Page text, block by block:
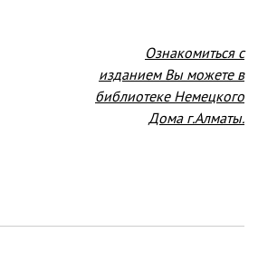
Ознакомиться с
изданием Вы можете в
библиотеке Немецкого
Дома г.Алматы.